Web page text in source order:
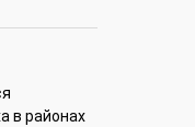
в районах